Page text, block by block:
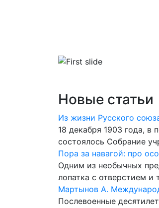
Новые статьи
Из жизни Русского
18 декабря 1903 года,
состоялось Собрание
Пора за навагой: про
Одним из необычных
лопатка с отверстием
Мартынов А.
Послевоенные